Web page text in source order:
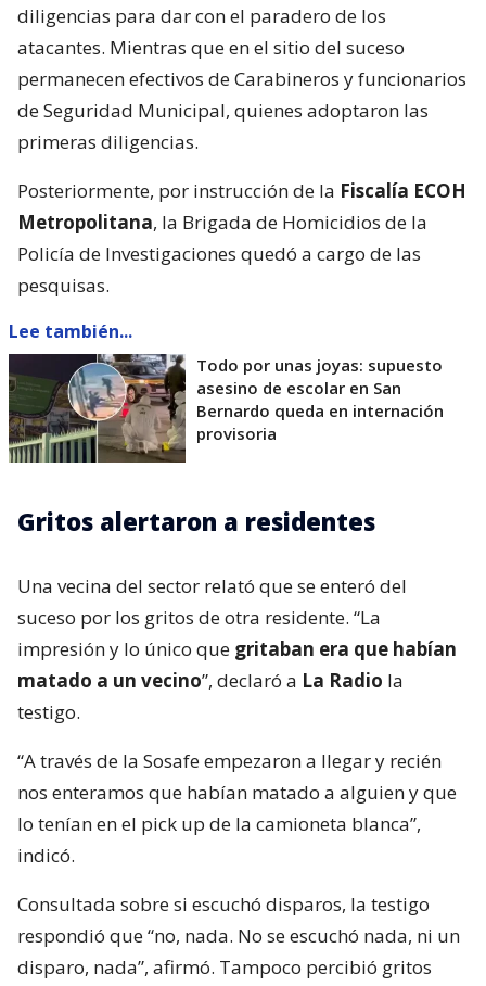
diligencias para dar con el paradero de los
atacantes. Mientras que en el sitio del suceso
permanecen efectivos de Carabineros y funcionarios
de Seguridad Municipal, quienes adoptaron las
primeras diligencias.
Posteriormente, por instrucción de la Fiscalía ECOH
Metropolitana, la Brigada de Homicidios de la
Policía de Investigaciones quedó a cargo de las
pesquisas.
Lee también...
Todo por unas joyas: supuesto
asesino de escolar en San
Bernardo queda en internación
provisoria
Gritos alertaron a residentes
Una vecina del sector relató que se enteró del
suceso por los gritos de otra residente. “La
impresión y lo único que gritaban era que habían
matado a un vecino”, declaró a La Radio la
testigo.
“A través de la Sosafe empezaron a llegar y recién
nos enteramos que habían matado a alguien y que
lo tenían en el pick up de la camioneta blanca”,
indicó.
Consultada sobre si escuchó disparos, la testigo
respondió que “no, nada. No se escuchó nada, ni un
disparo, nada”, afirmó. Tampoco percibió gritos